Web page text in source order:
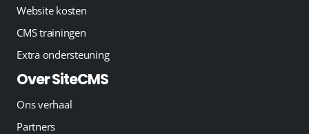
Website kosten
CMS trainingen
Extra ondersteuning
Over SiteCMS
Ons verhaal
Partners